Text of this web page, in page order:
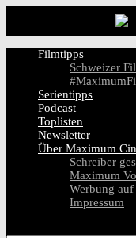
Filmtipps
Schweizer
Serientipps
Podcast
Toplisten
Newsletter
Über Maximum
Schreiber
Maximum
Werbung
Impressum